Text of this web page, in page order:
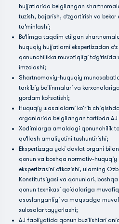
hujjatlarida belgilangan
tuzish, bajarish, o‘zgartirish va
ta’minlashi;
Bo‘limga taqdim etilgan
huquqiy hujjatlarni ekspertizadan
qonunchilikka muvofiqligi
imzolashi;
Shartnomaviy-huquqiy
tarkibiy bo'linmalari va
yordam ko‘rsatishi;
Huquqiy шasalalarni ko'rib
organlarida belgilangan tartibda
Xodimlarga amaldagi qonunchilik
qo‘llash amaliyotini tushuntirishi;
Ekspertizaga yoki davlat organi
qonun va boshqa normativ-
ekspertizasini o‘tkazishi, ularning
Konstitutsiyasi va qonunlari,
qonun texnikasi qoidalariga
asoslanganligi va maqsadga
xulosalar tayyorlashi;
AJ faoliyatida qonun buzilishlari